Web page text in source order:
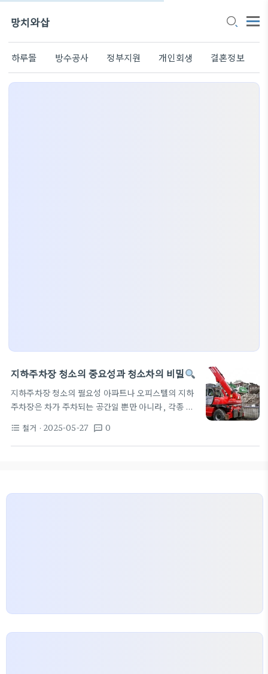
망치와삽
하루몰 방수공사 정부지원 개인회생 결혼정보
지하주차장 청소의 중요성과 청소차의 비밀
지하주차장 청소의 필요성 아파트나 오피스텔의 지하
주차장은 차가 주차되는 공간일 뿐만 아니라, 각종 쓰
주차공간은 보행자와 차량의 안전을 고려해야 하며,
청소가 이루어지지 않은 공간은 불법 주정차, 쓰레기
format_list_bulleted 철거 · 2025-05-27 textsms 0